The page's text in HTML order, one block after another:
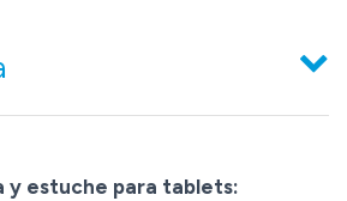
y estuche para tablets: